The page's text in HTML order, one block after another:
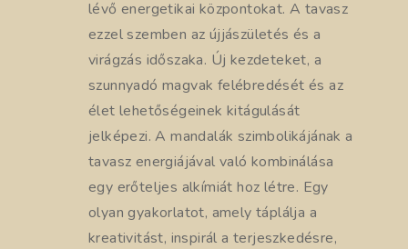
lévő energetikai központokat. A tavasz
ezzel szemben az újjászületés és a
virágzás időszaka. Új kezdeteket, a
szunnyadó magvak felébredését és az
élet lehetőségeinek kitágulását
jelképezi. A mandalák szimbolikájának a
tavasz energiájával való kombinálása
egy erőteljes alkímiát hoz létre. Egy
olyan gyakorlatot, amely táplálja a
kreativitást, inspirál a terjeszkedésre,